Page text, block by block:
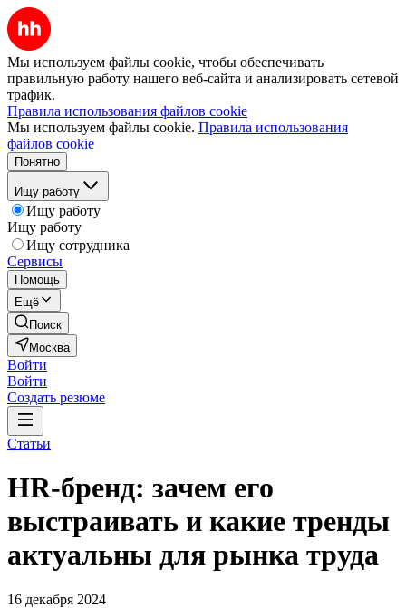
Мы используем файлы cookie, чтобы обеспечивать
правильную работу нашего веб-сайта и анализировать сетевой
трафик.
Правила использования файлов cookie
Мы используем файлы cookie. Правила использования
файлов cookie
Понятно
Ищу работу
Ищу работу
Ищу работу
Ищу сотрудника
Сервисы
Помощь
Ещё
Поиск
Москва
Войти
Войти
Создать резюме
Статьи
HR-бренд: зачем его
выстраивать и какие тренды
актуальны для рынка труда
16 декабря 2024